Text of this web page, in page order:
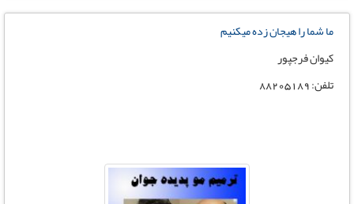
ما شما را هیجان زده میکنیم
کیوان فرجپور
تلفن: 88205189